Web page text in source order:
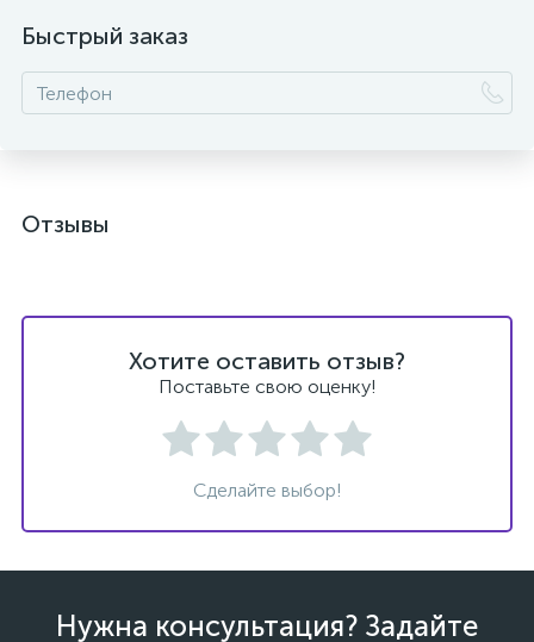
Быстрый заказ
Отзывы
Хотите оставить отзыв?
Поставьте свою оценку!
Сделайте выбор!
Нужна консультация? Задайте